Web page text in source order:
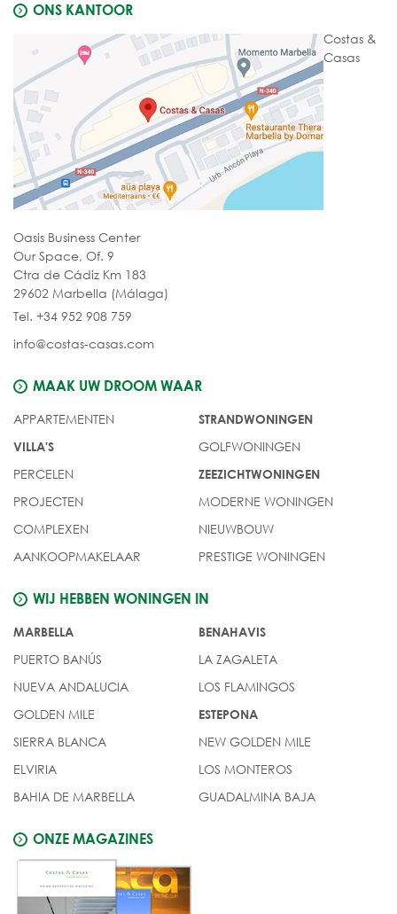
ONS KANTOOR
Costas &
Casas
Oasis Business Center
Our Space, Of. 9
Ctra de Cádiz Km 183
29602 Marbella (Málaga)
Tel. +34 952 908 759
info@costas-casas.com
MAAK UW DROOM WAAR
APPARTEMENTEN
VILLA'S
PERCELEN
PROJECTEN
COMPLEXEN
AANKOOPMAKELAAR
STRANDWONINGEN
GOLFWONINGEN
ZEEZICHTWONINGEN
MODERNE WONINGEN
NIEUWBOUW
PRESTIGE WONINGEN
WIJ HEBBEN WONINGEN IN
MARBELLA
PUERTO BANÚS
NUEVA ANDALUCIA
GOLDEN MILE
SIERRA BLANCA
ELVIRIA
BAHIA DE MARBELLA
BENAHAVIS
LA ZAGALETA
LOS FLAMINGOS
ESTEPONA
NEW GOLDEN MILE
LOS MONTEROS
GUADALMINA BAJA
ONZE MAGAZINES